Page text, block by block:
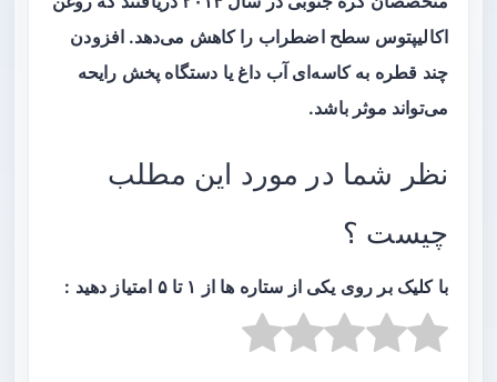
اکالیپتوس سطح اضطراب را کاهش می‌دهد. افزودن
چند قطره به کاسه‌ای آب داغ یا دستگاه پخش‌ رایحه
می‌تواند موثر باشد.
نظر شما در مورد این مطلب
چیست ؟
با کلیک بر روی یکی از ستاره ها از ۱ تا ۵ امتیاز دهید :